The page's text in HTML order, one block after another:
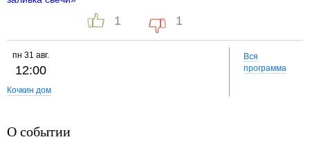
1 1
пн 31 авг.
12:00
Кочкин дом
Вся
программа
О событии